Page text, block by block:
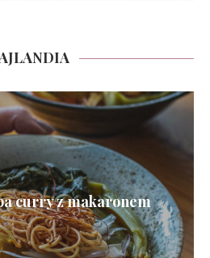
curry z makaronem